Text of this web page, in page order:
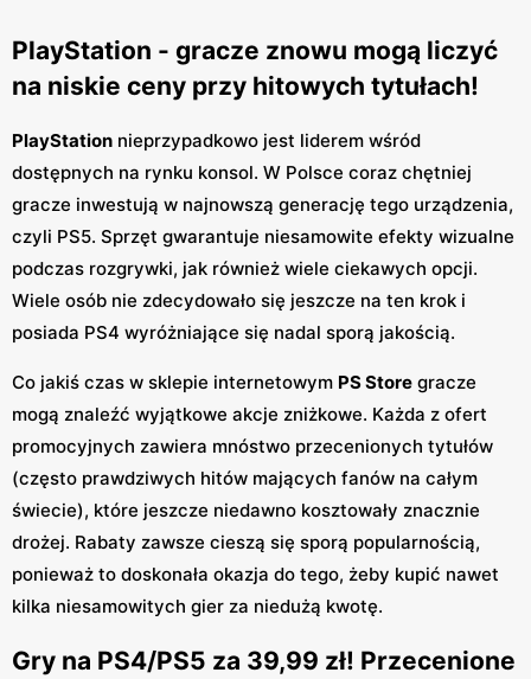
PlayStation - gracze znowu mogą liczyć
na niskie ceny przy hitowych tytułach!
PlayStation nieprzypadkowo jest liderem wśród
dostępnych na rynku konsol. W Polsce coraz chętniej
gracze inwestują w najnowszą generację tego urządzenia,
czyli PS5. Sprzęt gwarantuje niesamowite efekty wizualne
podczas rozgrywki, jak również wiele ciekawych opcji.
Wiele osób nie zdecydowało się jeszcze na ten krok i
posiada PS4 wyróżniające się nadal sporą jakością.
Co jakiś czas w sklepie internetowym PS Store gracze
mogą znaleźć wyjątkowe akcje zniżkowe. Każda z ofert
promocyjnych zawiera mnóstwo przecenionych tytułów
(często prawdziwych hitów mających fanów na całym
świecie), które jeszcze niedawno kosztowały znacznie
drożej. Rabaty zawsze cieszą się sporą popularnością,
ponieważ to doskonała okazja do tego, żeby kupić nawet
kilka niesamowitych gier za niedużą kwotę.
Gry na PS4/PS5 za 39,99 zł! Przecenione